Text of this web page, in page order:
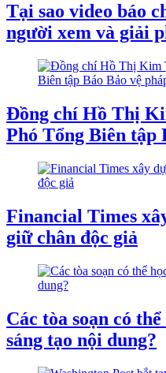
Tại sao video báo
người xem và giải
Đồng chí Hồ Thị
Phó Tổng Biên tập
Financial Times
giữ chân độc giả
Các tòa soạn có
sáng tạo nội dung?